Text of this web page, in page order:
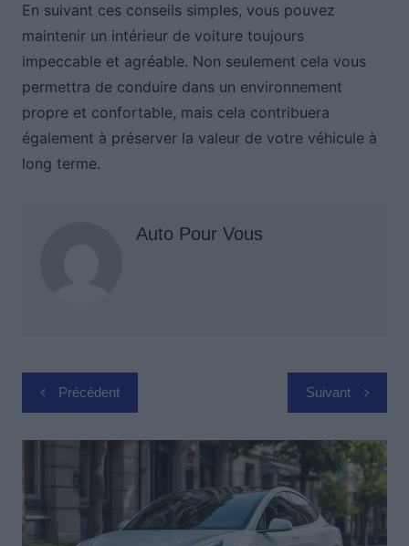
En suivant ces conseils simples, vous pouvez
maintenir un intérieur de voiture toujours
impeccable et agréable. Non seulement cela vous
permettra de conduire dans un environnement
propre et confortable, mais cela contribuera
également à préserver la valeur de votre véhicule à
long terme.
Auto Pour Vous
Navigation
de
l’article
Précédent Suivant